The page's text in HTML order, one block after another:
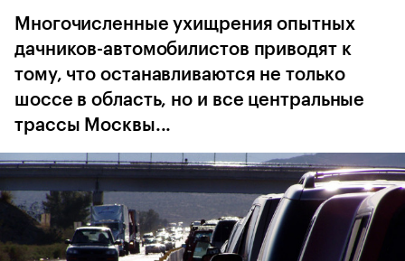
Многочисленные ухищрения опытных
дачников-автомобилистов приводят к
тому, что останавливаются не только
шоссе в область, но и все центральные
трассы Москвы...